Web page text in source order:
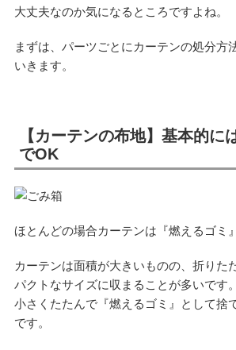
大丈夫なのか気になるところですよね。
まずは、パーツごとにカーテンの処分方
いきます。
【カーテンの布地】基本的に
でOK
ほとんどの場合カーテンは『燃えるゴミ
カーテンは面積が大きいものの、折りた
パクトなサイズに収まることが多いです。
小さくたたんで『燃えるゴミ』として捨
です。